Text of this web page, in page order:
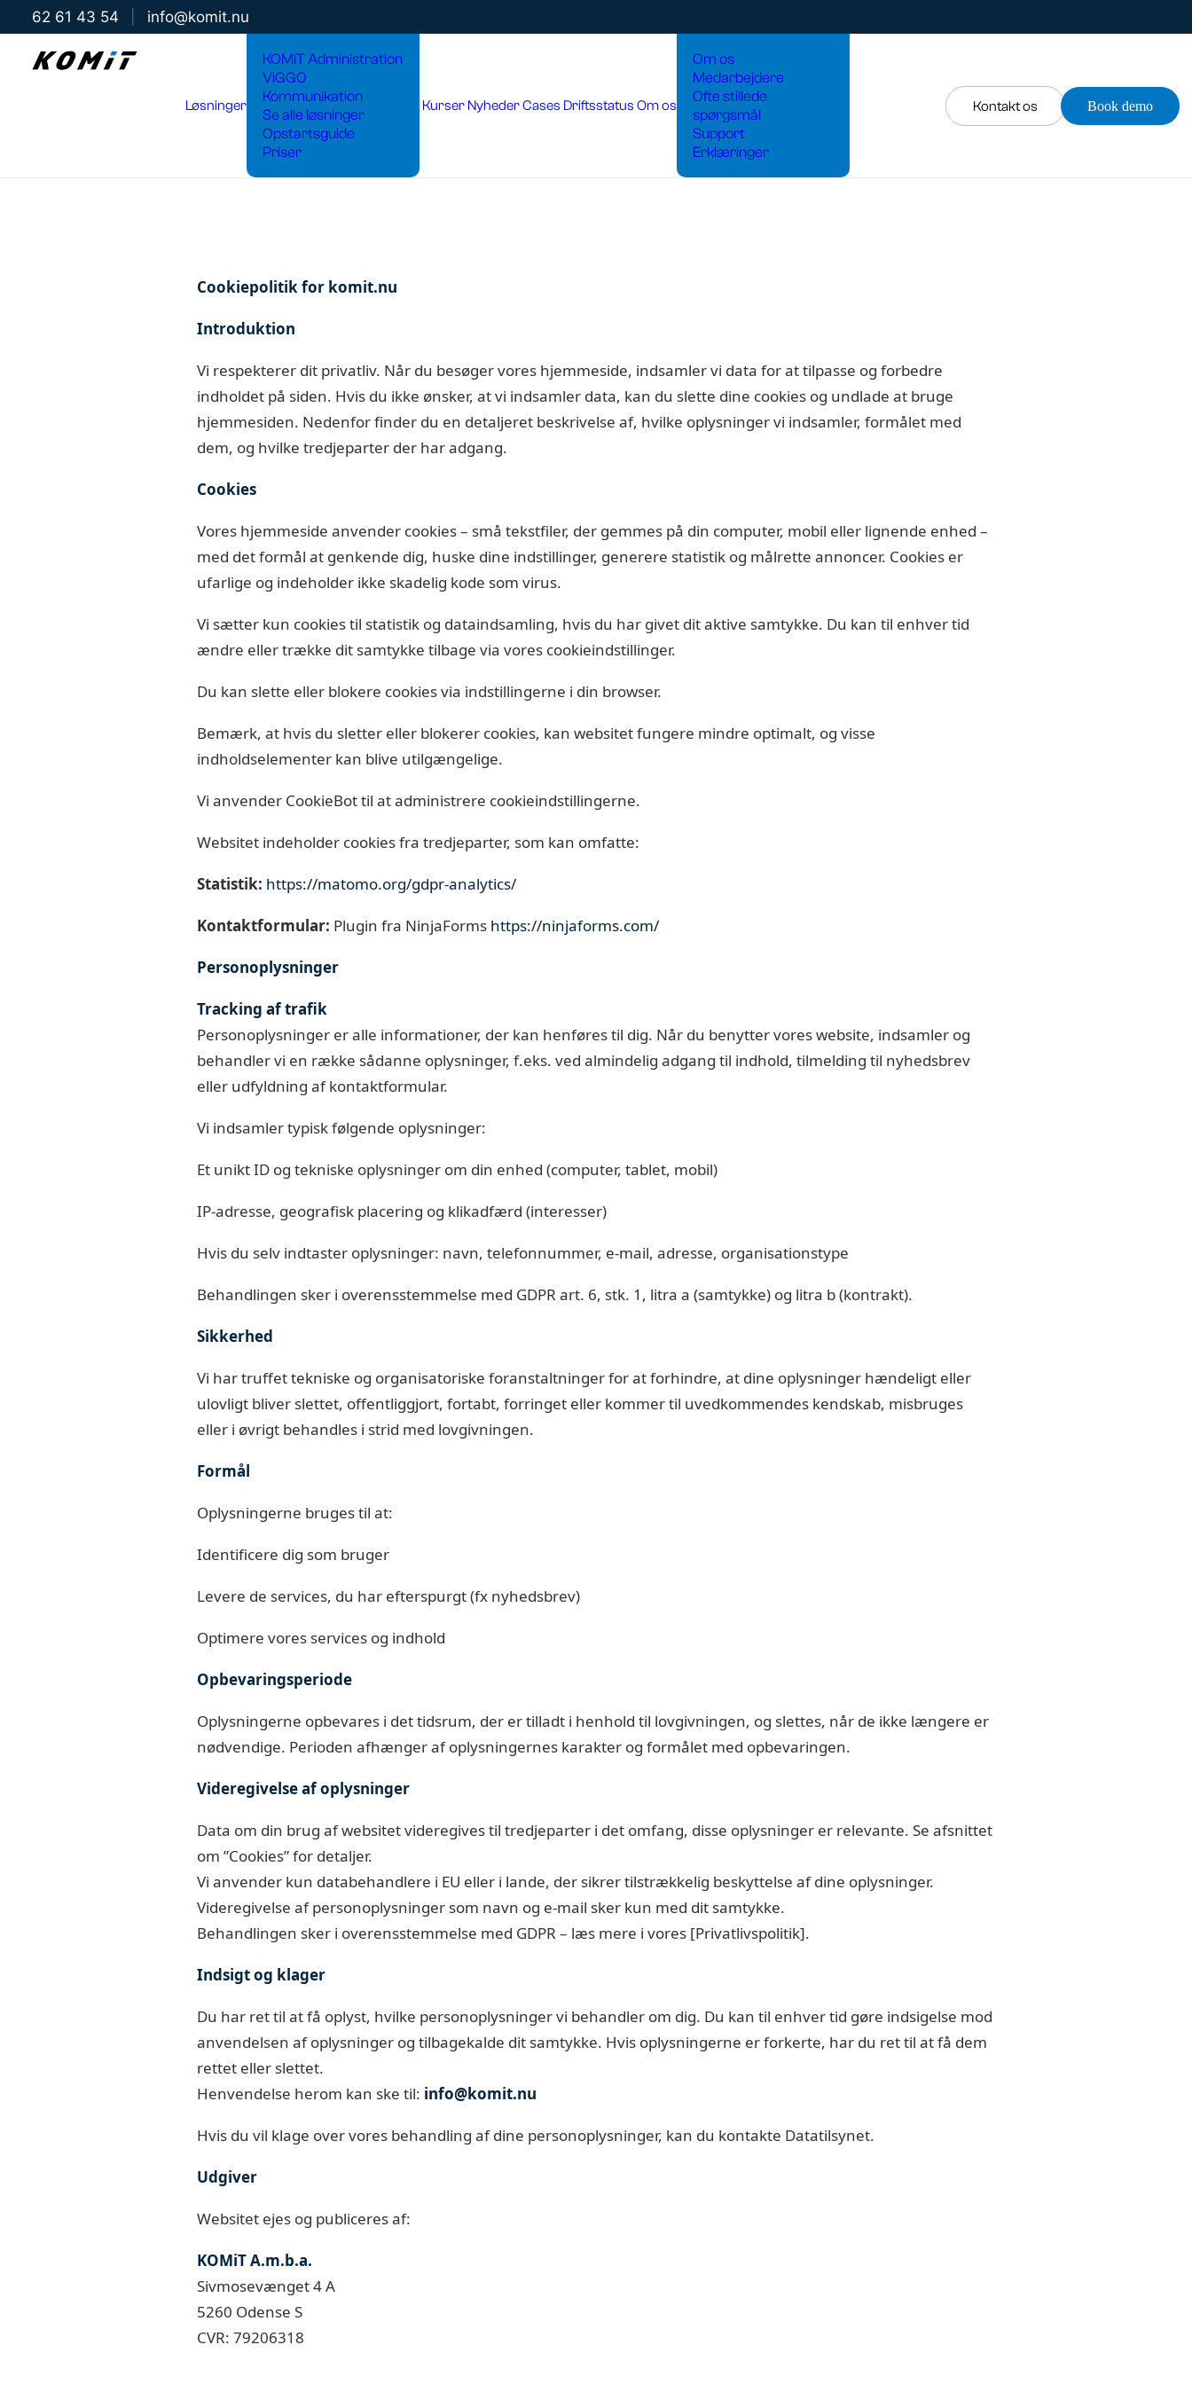
62 61 43 54 info@komit.nu
Løsninger
KOMiT Administration
ViGGO
Kommunikation
Se alle løsninger
Opstartsguide
Priser
Kurser NyhederCases Driftsstatus Om os
Om os
Medarbejdere
Ofte stillede
spørgsmål
Support
Erklæringer
Kontakt os Book demo
Cookiepolitik for komit.nu
Introduktion
Vi respekterer dit privatliv. Når du besøger vores hjemmeside, indsamler vi data for at tilpasse og forbedre
indholdet på siden. Hvis du ikke ønsker, at vi indsamler data, kan du slette dine cookies og undlade at bruge
hjemmesiden. Nedenfor finder du en detaljeret beskrivelse af, hvilke oplysninger vi indsamler, formålet med
dem, og hvilke tredjeparter der har adgang.
Cookies
Vores hjemmeside anvender cookies – små tekstfiler, der gemmes på din computer, mobil eller lignende enhed –
med det formål at genkende dig, huske dine indstillinger, generere statistik og målrette annoncer. Cookies er
ufarlige og indeholder ikke skadelig kode som virus.
Vi sætter kun cookies til statistik og dataindsamling, hvis du har givet dit aktive samtykke. Du kan til enhver tid
ændre eller trække dit samtykke tilbage via vores cookieindstillinger.
Du kan slette eller blokere cookies via indstillingerne i din browser.
Bemærk, at hvis du sletter eller blokerer cookies, kan websitet fungere mindre optimalt, og visse
indholdselementer kan blive utilgængelige.
Vi anvender CookieBot til at administrere cookieindstillingerne.
Websitet indeholder cookies fra tredjeparter, som kan omfatte:
Statistik: https://matomo.org/gdpr-analytics/
Kontaktformular: Plugin fra NinjaForms https://ninjaforms.com/
Personoplysninger
Tracking af trafik
Personoplysninger er alle informationer, der kan henføres til dig. Når du benytter vores website, indsamler og
behandler vi en række sådanne oplysninger, f.eks. ved almindelig adgang til indhold, tilmelding til nyhedsbrev
eller udfyldning af kontaktformular.
Vi indsamler typisk følgende oplysninger:
Et unikt ID og tekniske oplysninger om din enhed (computer, tablet, mobil)
IP-adresse, geografisk placering og klikadfærd (interesser)
Hvis du selv indtaster oplysninger: navn, telefonnummer, e-mail, adresse, organisationstype
Behandlingen sker i overensstemmelse med GDPR art. 6, stk. 1, litra a (samtykke) og litra b (kontrakt).
Sikkerhed
Vi har truffet tekniske og organisatoriske foranstaltninger for at forhindre, at dine oplysninger hændeligt eller
ulovligt bliver slettet, offentliggjort, fortabt, forringet eller kommer til uvedkommendes kendskab, misbruges
eller i øvrigt behandles i strid med lovgivningen.
Formål
Oplysningerne bruges til at:
Identificere dig som bruger
Levere de services, du har efterspurgt (fx nyhedsbrev)
Optimere vores services og indhold
Opbevaringsperiode
Oplysningerne opbevares i det tidsrum, der er tilladt i henhold til lovgivningen, og slettes, når de ikke længere er
nødvendige. Perioden afhænger af oplysningernes karakter og formålet med opbevaringen.
Videregivelse af oplysninger
Data om din brug af websitet videregives til tredjeparter i det omfang, disse oplysninger er relevante. Se afsnittet
om ”Cookies” for detaljer.
Vi anvender kun databehandlere i EU eller i lande, der sikrer tilstrækkelig beskyttelse af dine oplysninger.
Videregivelse af personoplysninger som navn og e-mail sker kun med dit samtykke.
Behandlingen sker i overensstemmelse med GDPR – læs mere i vores [Privatlivspolitik].
Indsigt og klager
Du har ret til at få oplyst, hvilke personoplysninger vi behandler om dig. Du kan til enhver tid gøre indsigelse mod
anvendelsen af oplysninger og tilbagekalde dit samtykke. Hvis oplysningerne er forkerte, har du ret til at få dem
rettet eller slettet.
Henvendelse herom kan ske til: info@komit.nu
Hvis du vil klage over vores behandling af dine personoplysninger, kan du kontakte Datatilsynet.
Udgiver
Websitet ejes og publiceres af:
KOMiT A.m.b.a.
Sivmosevænget 4 A
5260 Odense S
CVR: 79206318